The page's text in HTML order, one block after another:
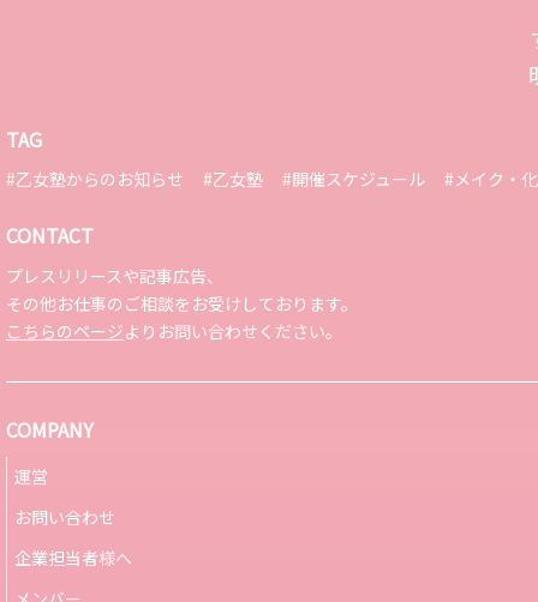
TAG
#乙女塾からのお知らせ #乙女塾 #開催スケジュール #メイク・
CONTACT
プレスリリースや記事広告、
その他お仕事のご相談をお受けしております。
こちらのページよりお問い合わせください。
COMPANY
運営
お問い合わせ
企業担当者様へ